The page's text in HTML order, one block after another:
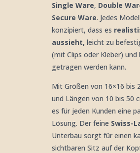
Single Ware, Double
Secure Ware. Jedes
konzipiert, dass es
aussieht, leicht zu
(mit Clips oder Kleber) und
getragen werden kann.
Mit Größen von 16×16 bis
und Längen von 10 bis 50
es für jeden Kunden eine
Lösung. Der feine Swiss-
Unterbau sorgt für einen
sichtbaren Sitz auf der